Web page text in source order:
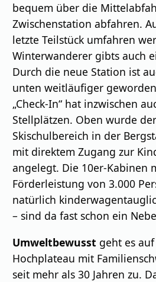
bequem über die
Zwischenstation abfahren.
letzte Teilstück umfahren
Winterwanderer gibts auch
Durch die neue Station ist
unten weitläufiger
„Check-In“ hat inzwischen
Stellplätzen. Oben wurde
Skischulbereich in der
mit direktem Zugang zur
angelegt. Die 10er-Kabinen
Förderleistung von 3.000
natürlich
– sind da fast schon ein
Umweltbewusst geht es
Hochplateau mit
seit mehr als 30 Jahren zu.